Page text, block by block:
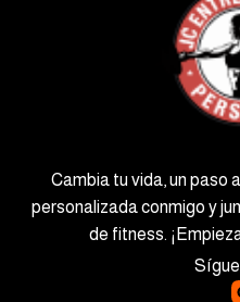
Cambia tu vida, un paso
personalizada conmigo y
de fitness.